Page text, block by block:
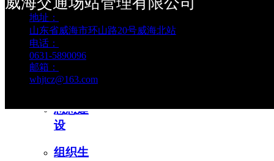
障
重大活
动
ꄶ 党建引领
思想建
设
组织生
地址：
山东省威海市环山路20号威海北站
电话：
0631-5890096
邮箱：
whjtcz@163.com